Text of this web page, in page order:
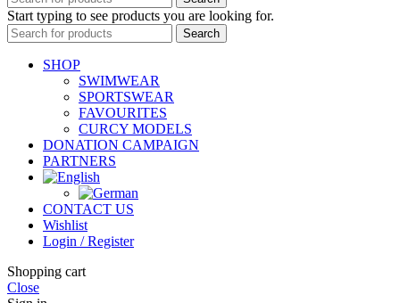
Start typing to see products you are looking for.
Search
SHOP
SWIMWEAR
SPORTSWEAR
FAVOURITES
CURCY MODELS
DONATION CAMPAIGN
PARTNERS
CONTACT US
Wishlist
Login / Register
Shopping cart
Close